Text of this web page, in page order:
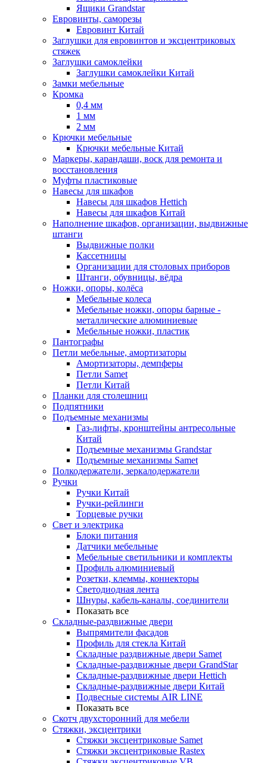
Ящики Grandstar
Евровинты, саморезы
Евровинт Китай
Заглушки для евровинтов и эксцентриковых
стяжек
Заглушки самоклейки
Заглушки самоклейки Китай
Замки мебельные
Кромка
0,4 мм
1 мм
2 мм
Крючки мебельные
Крючки мебельные Китай
Маркеры, карандаши, воск для ремонта и
восстановления
Муфты пластиковые
Навесы для шкафов
Навесы для шкафов Hettich
Навесы для шкафов Китай
Наполнение шкафов, организации, выдвижные
штанги
Выдвижные полки
Кассетницы
Организации для столовых приборов
Штанги, обувницы, вёдра
Ножки, опоры, колёса
Мебельные колеса
Мебельные ножки, опоры барные -
металлические алюминиевые
Мебельные ножки, пластик
Пантографы
Петли мебельные, амортизаторы
Амортизаторы, демпферы
Петли Samet
Петли Китай
Планки для столешниц
Подпятники
Подъемные механизмы
Газ-лифты, кронштейны антресольные
Китай
Подъемные механизмы Grandstar
Подъемные механизмы Samet
Полкодержатели, зеркалодержатели
Ручки
Ручки Китай
Ручки-рейлинги
Торцевые ручки
Свет и электрика
Блоки питания
Датчики мебельные
Мебельные светильники и комплекты
Профиль алюминиевый
Розетки, клеммы, коннекторы
Светодиодная лента
Шнуры, кабель-каналы, соединители
Показать все
Складные-раздвижные двери
Выпрямители фасадов
Профиль для стекла Китай
Складные раздвижные двери Samet
Складные-раздвижные двери GrandStar
Складные-раздвижные двери Hettich
Складные-раздвижные двери Китай
Подвесные системы AIR LINE
Показать все
Скотч двухсторонний для мебели
Стяжки, эксцентрики
Cтяжки эксцентриковые Samet
Стяжки эксцентриковые Rastex